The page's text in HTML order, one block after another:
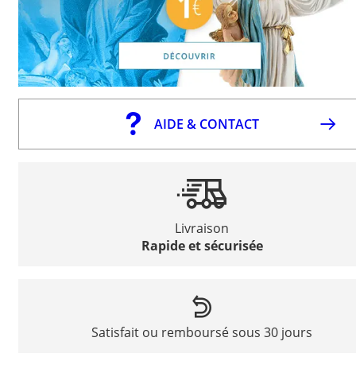
AIDE & CONTACT
Livraison
Rapide et sécurisée
Satisfait ou remboursé sous 30 jours